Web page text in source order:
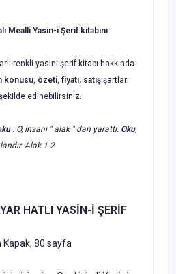
Mealli Yasin-i Şerif kitabını
renkli yasini şerif kitabı hakkında
konusu, özeti, fiyatı, satış şartları
edinebilirsiniz.
. O, insanı " alak " dan yarattı. Oku,
Alak 1-2
HATLI YASİN-İ ŞERİF
Kapak, 80 sayfa